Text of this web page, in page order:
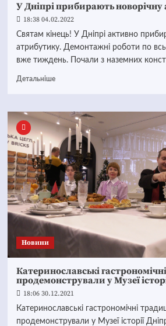
У Дніпрі прибирають
18:38 04.02.2022
Святам кінець! У Дніпрі активно
атрибутику. Демонтажні роботи по
вже тиждень. Почали з наземних
Детальніше
Новини
Катеринославські
продемонстрували у Музеї
18:06 30.12.2021
Катеринославські гастрономічні
продемонстрували у Музеї історії